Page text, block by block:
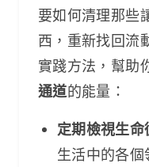
要如何清理那些
西，重新找回流
實踐方法，幫助
通道的能量：
定期檢視生命
生活中的各